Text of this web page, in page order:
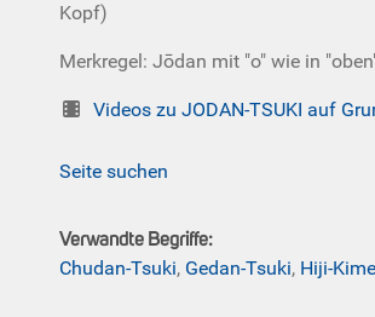
Kopf)
Merkregel: Jōdan mit "o" wie in
Videos zu JODAN-TSUKI auf
Seite suchen
Verwandte Begriffe:
Chudan-Tsuki, Gedan-Tsuki, Hiji-